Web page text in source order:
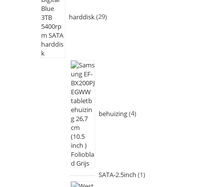
harddisk 29
behuizing 4
SATA-2.5inch 1